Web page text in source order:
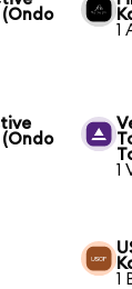
(Ondo
1
(Ondo
1
1